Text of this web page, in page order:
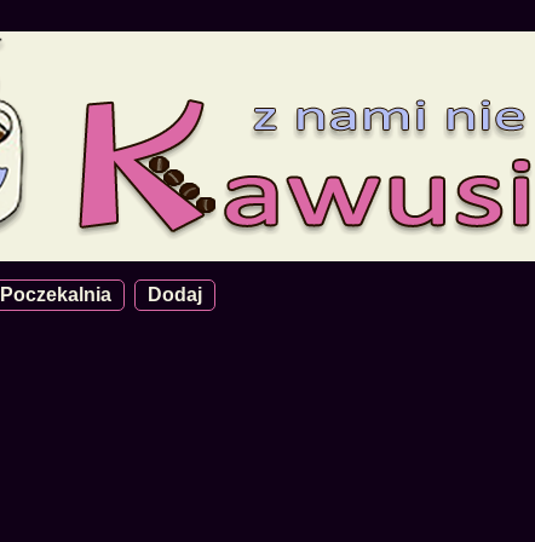
Poczekalnia Dodaj